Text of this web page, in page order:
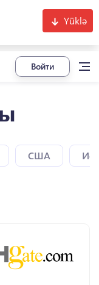
Yüklə
Войти
США